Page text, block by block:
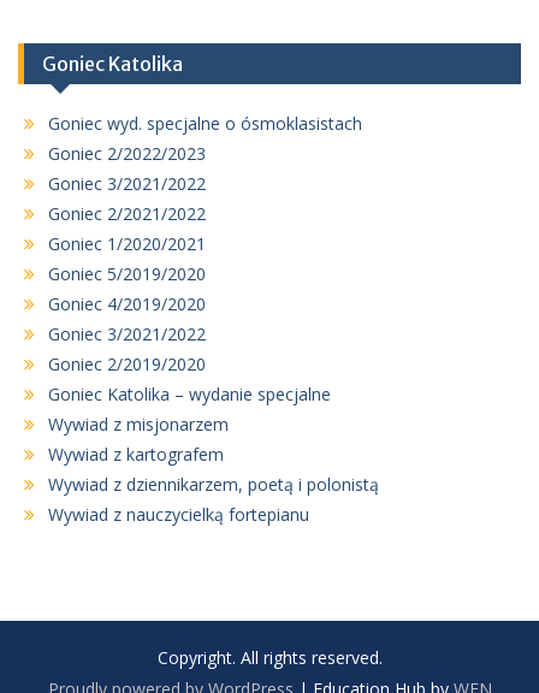
Goniec Katolika
Goniec wyd. specjalne o ósmoklasistach
Goniec 2/2022/2023
Goniec 3/2021/2022
Goniec 2/2021/2022
Goniec 1/2020/2021
Goniec 5/2019/2020
Goniec 4/2019/2020
Goniec 3/2021/2022
Goniec 2/2019/2020
Goniec Katolika – wydanie specjalne
Wywiad z misjonarzem
Wywiad z kartografem
Wywiad z dziennikarzem, poetą i polonistą
Wywiad z nauczycielką fortepianu
Copyright. All rights reserved.